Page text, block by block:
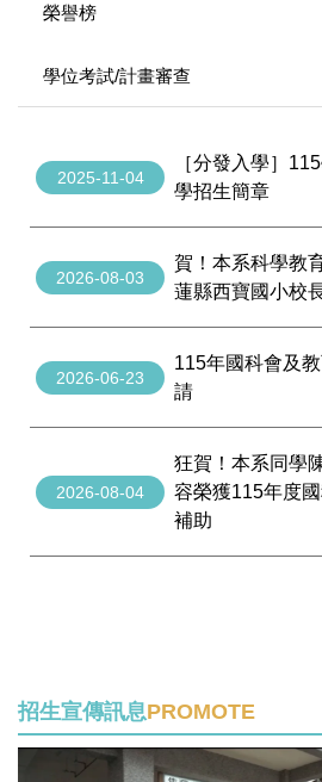
榮譽榜
學位考試/計畫審查
2025-11-04
［分發入學］
學招生簡章
2026-08-03
賀！本系科學教
蓮縣西寶國小校
2026-06-23
115年國科會及
請
2026-08-04
狂賀！本系同學
容榮獲115年度
補助
招生宣傳訊息PROMOTE